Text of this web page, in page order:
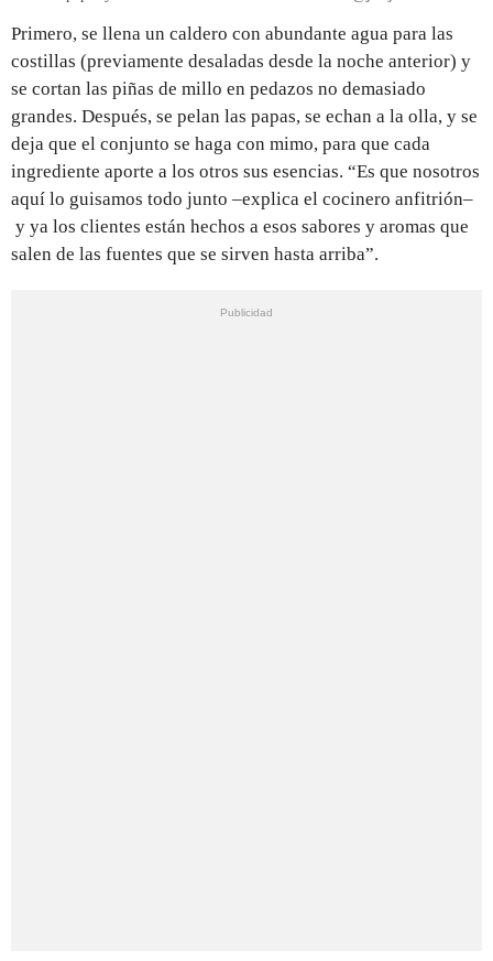
Primero, se llena un caldero con abundante agua para las
costillas (previamente desaladas desde la noche anterior) y
se cortan las piñas de millo en pedazos no demasiado
grandes. Después, se pelan las papas, se echan a la olla, y se
deja que el conjunto se haga con mimo, para que cada
ingrediente aporte a los otros sus esencias. “Es que nosotros
aquí lo guisamos todo junto –explica el cocinero anfitrión–
y ya los clientes están hechos a esos sabores y aromas que
salen de las fuentes que se sirven hasta arriba”.